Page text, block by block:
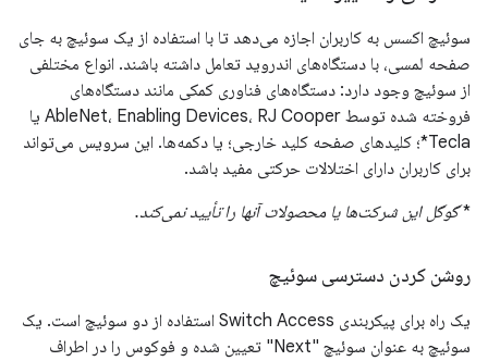
سوئیچ اکسس به کاربران اجازه می‌دهد تا با استفاده از یک سوئیچ به جای
صفحه لمسی، با دستگاه‌های اندروید تعامل داشته باشند. انواع مختلفی
از سوئیچ وجود دارد: دستگاه‌های فناوری کمکی مانند دستگاه‌های
فروخته شده توسط AbleNet، Enabling Devices، RJ Cooper یا
Tecla*؛ کلیدهای صفحه کلید خارجی؛ یا دکمه‌ها. این سرویس می‌تواند
برای کاربران دارای اختلالات حرکتی مفید باشد.
*گوگل این شرکت‌ها یا محصولات آنها را تأیید نمی‌کند.
روشن کردن دسترسی سوئیچ
یک راه برای پیکربندی Switch Access استفاده از دو سوئیچ است. یک
سوئیچ به عنوان سوئیچ "Next" تعیین شده و فوکوس را در اطراف